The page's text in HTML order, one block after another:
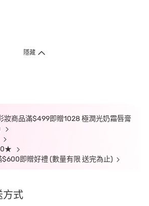
隱藏
妝商品滿$499即贈1028 極潤光奶霜唇膏
$600即贈好禮 (數量有限 送完為止)
方式